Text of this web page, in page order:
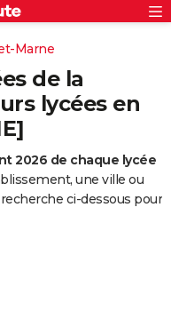
Marne
de la
lycées en
2026 de chaque lycée
une ville ou
ci-dessous pour